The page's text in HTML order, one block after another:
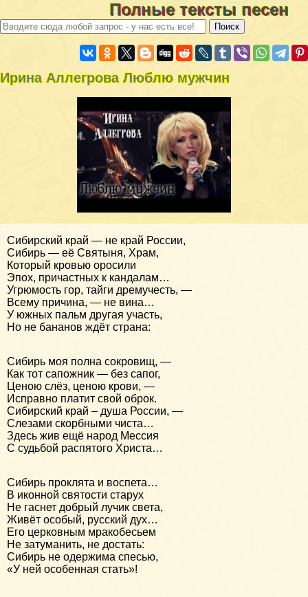
Полные тексты песен
Ирина Аллегрова Люблю мужчин
Сибирский край — не край России,
Сибирь — её Святыня, Храм,
Который кровью оросили
Эпох, причастных к кандалам…
Угрюмость гор, тайги дремучесть, —
Всему причина, — не вина…
У южных пальм другая участь,
Но не бананов ждёт страна:
Сибирь моя полна сокровищ, —
Как тот сапожник — без сапог,
Ценою слёз, ценою крови, —
Исправно платит свой оброк.
Сибирский край – душа России, —
Слезами скорбными чиста…
Здесь жив ещё народ Мессия
С судьбой распятого Христа…
Сибирь проклята и воспета…
В иконной святости старух
Не гаснет добрый лучик света,
Живёт особый, русский дух…
Его церковным мракобесьем
Не затуманить, не достать:
Сибирь не одержима спесью,
«У ней особенная стать»!